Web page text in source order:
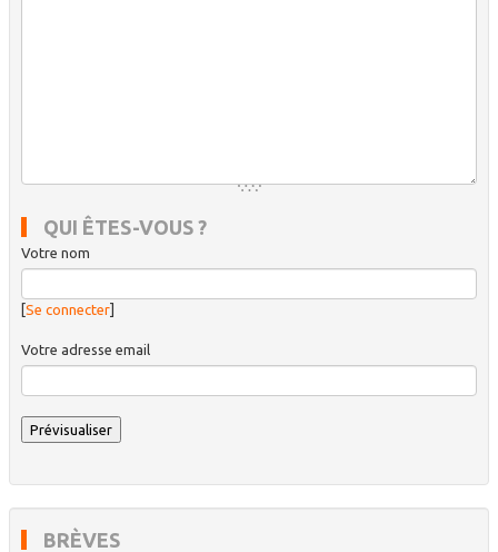
QUI ÊTES-VOUS ?
Votre nom
[Se connecter]
Votre adresse email
BRÈVES